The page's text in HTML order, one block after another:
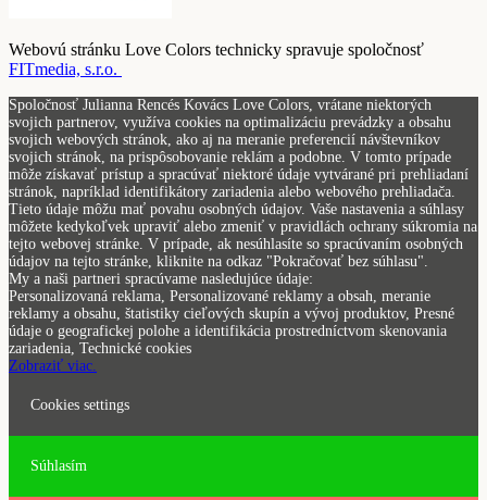
Webovú stránku Love Colors technicky spravuje spoločnosť
FITmedia, s.r.o.
Spoločnosť Julianna Rencés Kovács Love Colors, vrátane niektorých
svojich partnerov, využíva cookies na optimalizáciu prevádzky a obsahu
svojich webových stránok, ako aj na meranie preferencií návštevníkov
svojich stránok, na prispôsobovanie reklám a podobne. V tomto prípade
môže získavať prístup a spracúvať niektoré údaje vytvárané pri prehliadaní
stránok, napríklad identifikátory zariadenia alebo webového prehliadača.
Tieto údaje môžu mať povahu osobných údajov. Vaše nastavenia a súhlasy
môžete kedykoľvek upraviť alebo zmeniť v pravidlách ochrany súkromia na
tejto webovej stránke. V prípade, ak nesúhlasíte so spracúvaním osobných
údajov na tejto stránke, kliknite na odkaz "Pokračovať bez súhlasu".
My a naši partneri spracúvame nasledujúce údaje:
Personalizovaná reklama, Personalizované reklamy a obsah, meranie
reklamy a obsahu, štatistiky cieľových skupín a vývoj produktov, Presné
údaje o geografickej polohe a identifikácia prostredníctvom skenovania
zariadenia, Technické cookies
Zobraziť viac.
Cookies settings
Súhlasím